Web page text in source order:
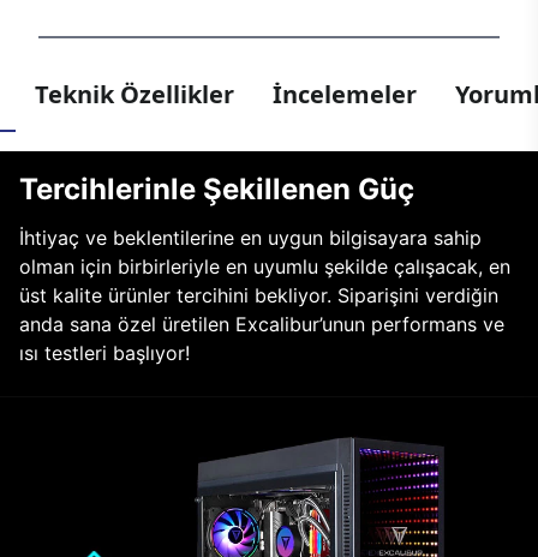
Teknik Özellikler İncelemeler
Tercihlerinle Şekillenen Güç
İhtiyaç ve beklentilerine en uygun bilgisayara sahip
olman için birbirleriyle en uyumlu şekilde çalışacak, en
üst kalite ürünler tercihini bekliyor. Siparişini verdiğin
anda sana özel üretilen Excalibur’unun performans ve
ısı testleri başlıyor!